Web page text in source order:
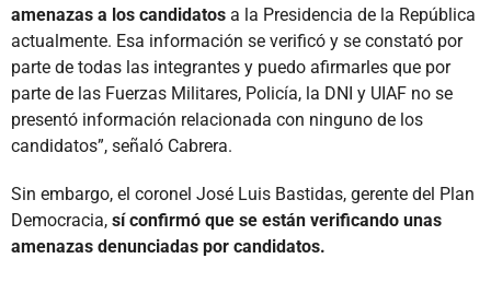
amenazas a los candidatos a la Presidencia de la República
actualmente. Esa información se verificó y se constató por
parte de todas las integrantes y puedo afirmarles que por
parte de las Fuerzas Militares, Policía, la DNI y UIAF no se
presentó información relacionada con ninguno de los
candidatos”, señaló Cabrera.
Sin embargo, el coronel José Luis Bastidas, gerente del Plan
Democracia, sí confirmó que se están verificando unas
amenazas denunciadas por candidatos.